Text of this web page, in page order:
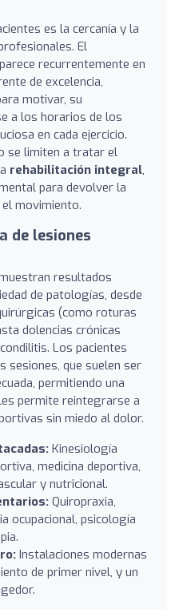
es la cercanía y la
El
recurrentemente en
de excelencia,
motivar, su
a los horarios de los
en cada ejercicio.
se limiten a tratar el
rehabilitación integral,
para devolver la
movimiento.
de lesiones
resultados
de patologías, desde
(como roturas
dolencias crónicas
Los pacientes
sesiones, que suelen ser
permitiendo una
permite reintegrarse a
sin miedo al dolor.
Kinesiología
medicina deportiva,
y nutricional.
Quiropraxia,
ocupacional, psicología
Instalaciones modernas
de primer nivel, y un